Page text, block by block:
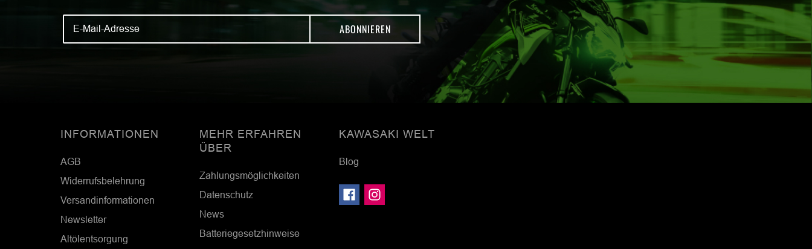
ABONNIEREN
INFORMATIONEN
AGB
Widerrufsbelehrung
Versandinformationen
Newsletter
Altölentsorgung
MEHR ERFAHREN
ÜBER
Zahlungsmöglichkeiten
Datenschutz
News
Batteriegesetzhinweise
KAWASAKI WELT
Blog